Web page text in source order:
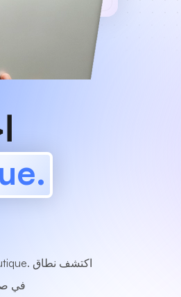
.boutique
في